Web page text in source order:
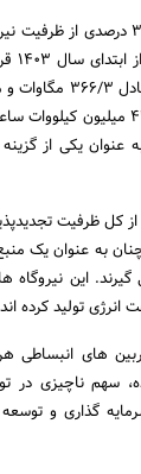
نیروگاه های بادی نیز با سهم 30
های بادی نصب شده
چهارماه نخست سال برابر با
عنوان یکی از
برق آبی با 8 درصد از کل
به عنوان یک
ناچیزی در
گذاری و